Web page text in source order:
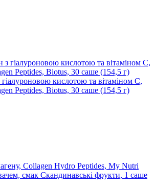
кислотою та вітаміном С,
Peptidеs, Biotus, 30 саше (154,5 г)